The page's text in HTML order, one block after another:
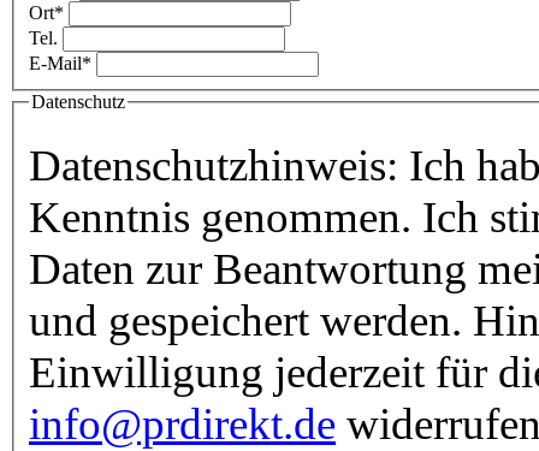
Ort*
Tel.
E-Mail*
Datenschutz
Datenschutzhinweis: Ich
Kenntnis genommen. Ich
Daten zur Beantwortung
und gespeichert werden.
Einwilligung jederzeit für
info@prdirekt.de